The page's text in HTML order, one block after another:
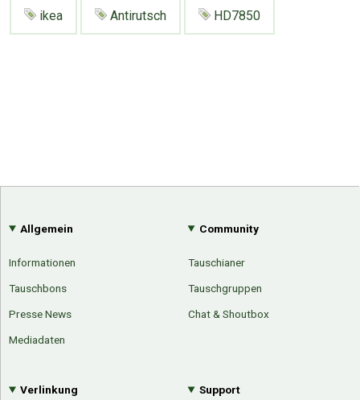
ikea Antirutsch HD7850
Allgemein
Informationen
Tauschbons
Presse News
Mediadaten
Community
Tauschianer
Tauschgruppen
Chat & Shoutbox
Verlinkung Support